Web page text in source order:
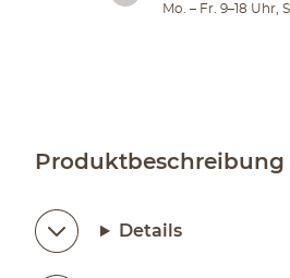
Mo. – Fr. 9–18 Uhr,
Produktbeschreibung
Details